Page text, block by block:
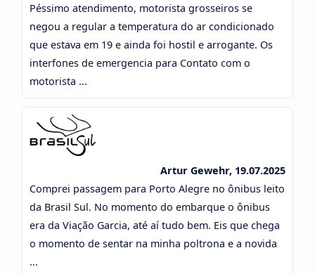
Péssimo atendimento, motorista grosseiros se
negou a regular a temperatura do ar condicionado
que estava em 19 e ainda foi hostil e arrogante. Os
interfones de emergencia para Contato com o
motorista ...
Artur Gewehr, 19.07.2025
Comprei passagem para Porto Alegre no ônibus leito
da Brasil Sul. No momento do embarque o ônibus
era da Viação Garcia, até aí tudo bem. Eis que chega
o momento de sentar na minha poltrona e a novida
...